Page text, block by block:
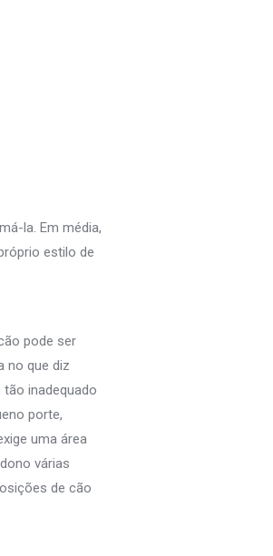
la. Em média,
estilo de
pode ser
no que diz
inadequado
porte,
uma área
várias
de cão